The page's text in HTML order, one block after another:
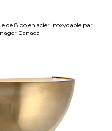
de 8 po en acier inoxydable par
Canada